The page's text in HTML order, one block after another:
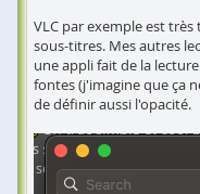
VLC par exemple est
sous-titres. Mes autres
une appli fait de la
fontes (j'imagine que ça
de définir aussi l'opacité.